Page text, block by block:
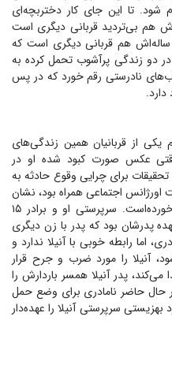
شود. تا این جای کار دختربچه‌ای
هم بی‌تردید قربانی دیگری است
که حالا در زندان است و دختربچه ۱۲ ساله‌اش هم قربانی دیگری است که
در دو زندگی پرآشوب تحمل کرده به
نادرستی رقم خورد که در پس
هم یکی از قربانیان همین زندگی‌های
عکس صورت کبود شده او در
برای چرایی وقوع حادثه به
اورژانس اجتماعی همراه بود، نشان
داد آنیلا قربانی یک ازدواج شکست خورده‌است. سرپرستی او و برادر ۱۵
پدرشان بود که پدر با زن دیگری
اما رابطه خوبی با آنیلا ندارد و
آنیلا را مورد ضرب و جرح قرار
می‌کند، پدر آنیلا همسر باردارش را
حال حاضر نامادری برای وضع حمل
سرپرستی آنیلا را عهده‌دار